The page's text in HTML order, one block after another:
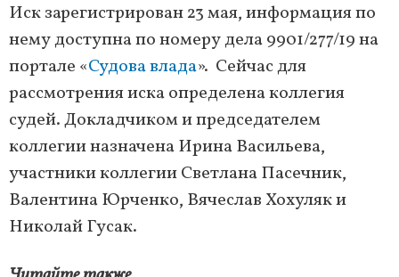
Иск зарегистрирован 23 мая, информация по
нему доступна по номеру дела 9901/277/19 на
портале «Судова влада». Сейчас для
рассмотрения иска определена коллегия
судей. Докладчиком и председателем
коллегии назначена Ирина Васильева,
участники коллегии Светлана Пасечник,
Валентина Юрченко, Вячеслав Хохуляк и
Николай Гусак.